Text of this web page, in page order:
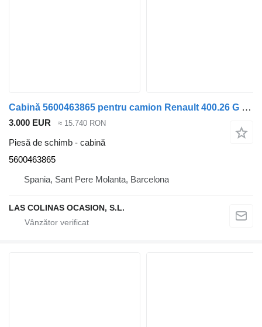
Cabină 5600463865 pentru camion Renault 400.26 G GV
3.000 EUR ≈ 15.740 RON
Piesă de schimb - cabină
5600463865
Spania, Sant Pere Molanta, Barcelona
LAS COLINAS OCASION, S.L.